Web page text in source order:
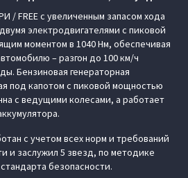
/ FREE с увеличенным запасом хода
электродвигателями с пиковой
моментом в 1040 Нм, обеспечивая
– разгон до 100 км/ч
Бензиновая генераторная
под капотом с пиковой мощностью
с ведущими колесами, а работает
с учетом всех норм и требований
и заслужил 5 звезд, по методике
безопасности.